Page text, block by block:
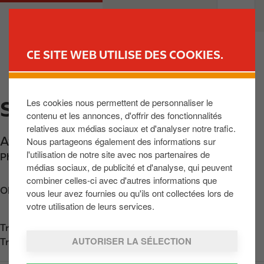
CE SITE WEB UTILISE DES COOKIES.
Les cookies nous permettent de personnaliser le
contenu et les annonces, d'offrir des fonctionnalités
relatives aux médias sociaux et d'analyser notre trafic.
Nous partageons également des informations sur
l'utilisation de notre site avec nos partenaires de
médias sociaux, de publicité et d'analyse, qui peuvent
combiner celles-ci avec d'autres informations que
vous leur avez fournies ou qu'ils ont collectées lors de
votre utilisation de leurs services.
AUTORISER LA SÉLECTION
c
o
n
t
e
u
n
M
a
TROUVER UNE STATION
SPA
Av. Reine Astrid 175,Spa,BE-4900,BE
Phone: +3287774488
Obtenir l'itinéraire
Trouvez nous sur
Trouvez nous surGoogle Play